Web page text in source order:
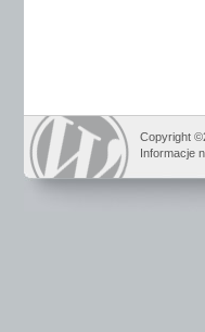
Copyright
Informacje